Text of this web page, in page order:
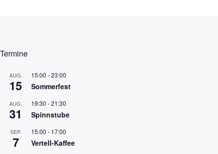
Termine
AUG.
15
15:00 -23:00
Sommerfest
AUG.
31
19:30 -21:30
Spinnstube
SEP.
7
15:00 - 17:00
Vertell-Kaffee